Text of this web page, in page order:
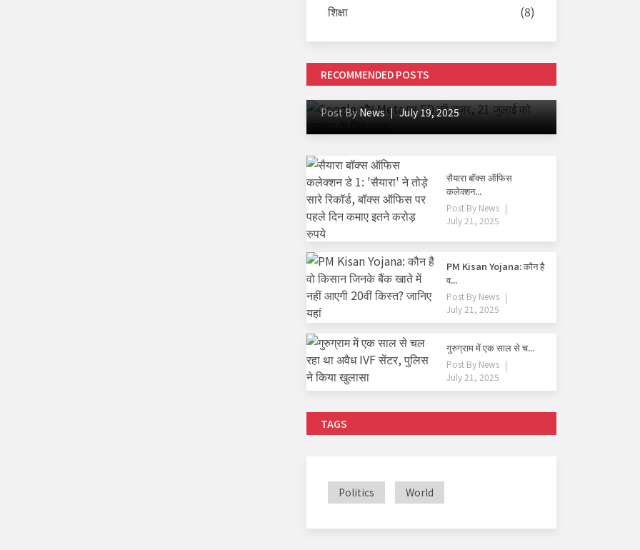
शिक्षा
(8)
RECOMMENDED POSTS
Google और Meta पर ED की नजर, 21 जुलाई को
Post ByNews July 19, 2025
सैयारा बॉक्स ऑफिस
कलेक्शन...
Post By News
July 21, 2025
PM Kisan Yojana: कौन है
व...
Post By News
July 21, 2025
गुरुग्राम में एक साल से च...
Post By News
July 21, 2025
TAGS
Politics World